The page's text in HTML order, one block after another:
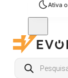
Ativa
Products
search